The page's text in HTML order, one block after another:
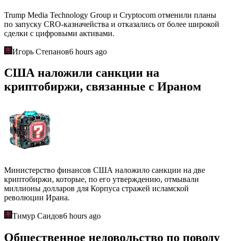
Trump Media Technology Group и Cryptocom отменили планы
по запуску CRO-казначейства и отказались от более широкой
сделки с цифровыми активами.
Игорь Степанов6 hours ago
США наложили санкции на
криптобиржи, связанные с Ираном
Министерство финансов США наложило санкции на две
криптобиржи, которые, по его утверждению, отмывали
миллионы долларов для Корпуса стражей исламской
революции Ирана.
Тимур Саидов6 hours ago
Общественное недовольство по поводу